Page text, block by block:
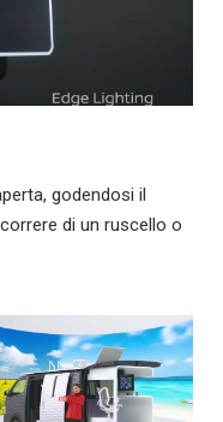
godendosi il
di un ruscello o